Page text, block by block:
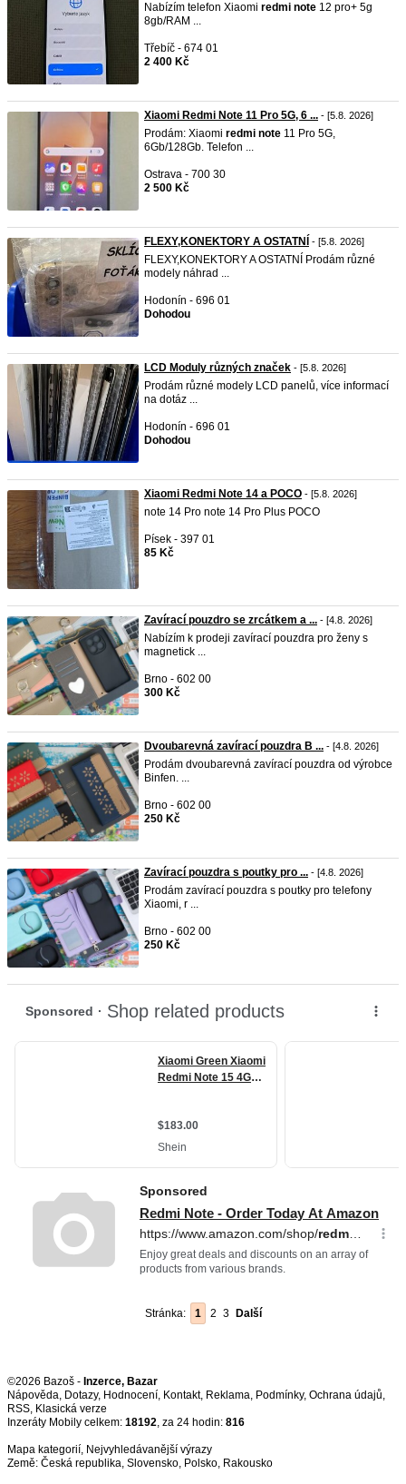
Nabízím telefon Xiaomi redmi note 12 pro+ 5g
8gb/RAM ...
Třebíč - 674 01
2 400 Kč
Xiaomi Redmi Note 11 Pro 5G, 6 ... - [5.8. 2026]
Prodám: Xiaomi redmi note 11 Pro 5G,
6Gb/128Gb. Telefon ...
Ostrava - 700 30
2 500 Kč
FLEXY,KONEKTORY A OSTATNÍ - [5.8. 2026]
FLEXY,KONEKTORY A OSTATNÍ Prodám různé
modely náhrad ...
Hodonín - 696 01
Dohodou
LCD Moduly různých značek - [5.8. 2026]
Prodám různé modely LCD panelů, více informací
na dotáz ...
Hodonín - 696 01
Dohodou
Xiaomi Redmi Note 14 a POCO - [5.8. 2026]
note 14 Pro note 14 Pro Plus POCO
Písek - 397 01
85 Kč
Zavírací pouzdro se zrcátkem a ... - [4.8. 2026]
Nabízím k prodeji zavírací pouzdra pro ženy s
magnetick ...
Brno - 602 00
300 Kč
Dvoubarevná zavírací pouzdra B ... - [4.8. 2026]
Prodám dvoubarevná zavírací pouzdra od výrobce
Binfen. ...
Brno - 602 00
250 Kč
Zavírací pouzdra s poutky pro ... - [4.8. 2026]
Prodám zavírací pouzdra s poutky pro telefony
Xiaomi, r ...
Brno - 602 00
250 Kč
Stránka: 1 2 3 Další
©2026 Bazoš - Inzerce, Bazar
Nápověda, Dotazy, Hodnocení, Kontakt, Reklama, Podmínky, Ochrana údajů,
RSS,
Inzeráty Mobily celkem: 18192, za 24 hodin: 816
Mapa kategorií, Nejvyhledávanější výrazy
Země: Česká republika, Slovensko, Polsko, Rakousko